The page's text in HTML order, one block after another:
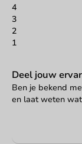
4
3
2
1
Deel jouw
Ben je bekend
en laat weten